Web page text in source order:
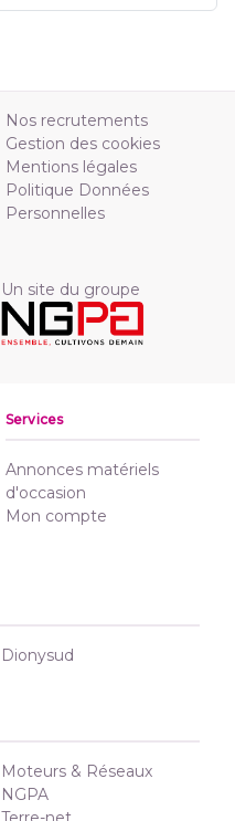
Nos recrutements
Gestion des cookies
Mentions légales
Politique Données
Personnelles
Un site du groupe
Services
Annonces matériels
d'occasion
Mon compte
Dionysud
Moteurs & Réseaux
NGPA